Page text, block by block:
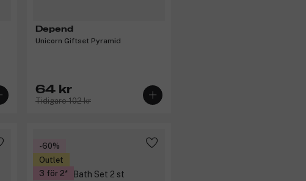
Depend
Unicorn Giftset Pyramid
64 kr
Tidigare 102 kr
-60%
Outlet
3 för 2